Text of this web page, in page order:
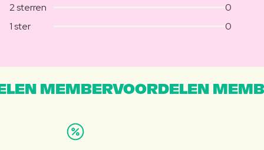
2 sterren
0
1 ster
0
MEMBERVOORDELEN